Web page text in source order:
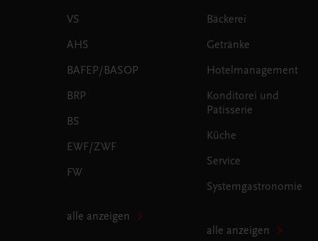
VS
AHS
BAFEP/BASOP
BRP
BS
EWF/ZWF
FW
alle anzeigen
Bäckerei
Getränke
Hotelmanagement
Konditorei und
Patisserie
Küche
Service
Systemgastronomie
alle anzeigen